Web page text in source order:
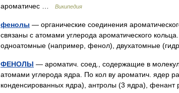
ароматичес …
Википедия
фенолы — органические соединения
связаны с атомами углерода ароматического
одноатомные (например, фенол), двухатомные
ФЕНОЛЫ — ароматич. соед., содержащие в
атомами углерода ядра. По кол ву ароматич. ядер
конденсированных ядра), антролы (3 ядра),